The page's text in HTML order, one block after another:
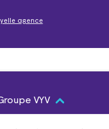
agence
VYV